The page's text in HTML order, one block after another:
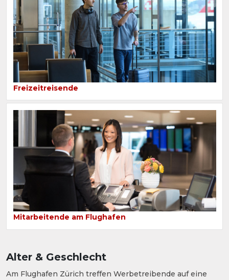
Freizeitreisende
Mitarbeitende am Flughafen
Alter & Geschlecht
Am Flughafen Zürich treffen Werbetreibende auf eine